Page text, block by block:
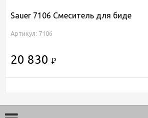
Sauer 7106 Смеситель для биде
Артикул: 7106
20 830 ₽